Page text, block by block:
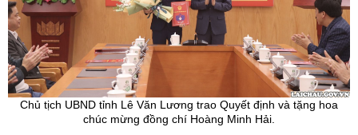
Chủ tịch UBND tỉnh Lê Văn Lương trao Quyết định và tặng hoa
chúc mừng đồng chí Hoàng Minh Hải.